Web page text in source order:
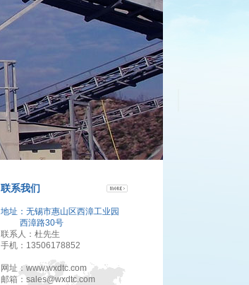
联系我们
地址：无锡市惠山区西漳工业园
西漳路30号
联系人：杜先生
手机：13506178852
网址：www.wxdtc.com
邮箱：sales@wxdtc.com